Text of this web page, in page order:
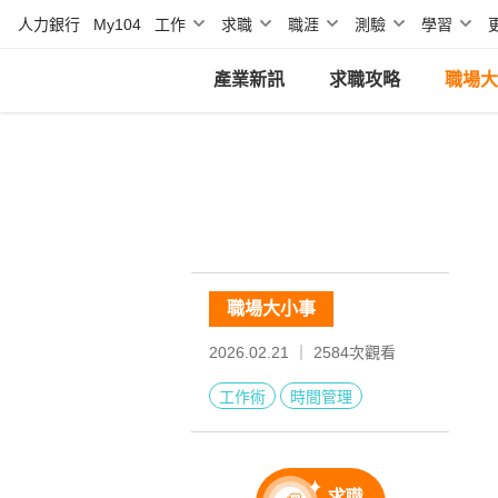
人力銀行 My104 工作 求職 職涯 測驗 學習
產業新訊 求職攻略 職場
職場大小事
2026.02.21 ｜ 2584次觀看
工作術 時間管理